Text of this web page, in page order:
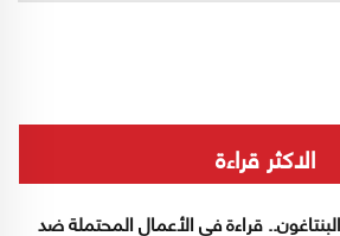
الاكثر قراءة
قراءة في الأعمال المحتملة ضد